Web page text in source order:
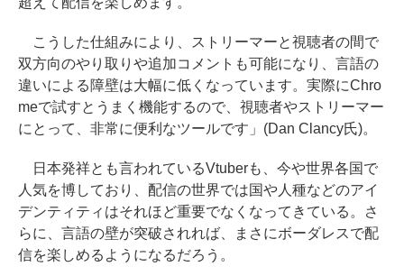
こうした仕組みにより、ストリーマーと視聴者の間で
双方向のやり取りや追加コメントも可能になり、言語の
違いによる障壁は大幅に低くなっています。実際にChro
meで試すとうまく機能するので、視聴者やストリーマー
にとって、非常に便利なツールです」(Dan Clancy氏)。
日本発祥とも言われているVtuberも、今や世界各国で
人気を博しており、配信の世界では国や人種などのアイ
デンティティはそれほど重要でなくなってきている。さ
らに、言語の壁が突破されれば、まさにボーダレスで配
信を楽しめるようになるだろう。